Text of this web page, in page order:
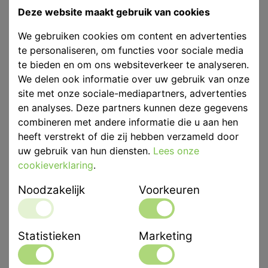
Afmetingen
570 x 475 x 520 mm
Eenheid
p/st
Merk
Effegi Brega
Productbeschrijving
Effegi Brega Aurore Lepelreiniger t.b.v. max 20 Lepels
Met "Aurore" kunt u aan iets anders werken terwijl het
apparaat zorgt voor het reinigen van afdruklepels.
Met een roterende mand en een krachtige straal koud
water verwijdert “Aurore” alginaat- en siliconenresten
Deze website maakt gebruik van cookies
We gebruiken cookies om content en advertenties
te personaliseren, om functies voor sociale media
te bieden en om ons websiteverkeer te analyseren.
We delen ook informatie over uw gebruik van onze
site met onze sociale-mediapartners, advertenties
en analyses. Deze partners kunnen deze gegevens
combineren met andere informatie die u aan hen
heeft verstrekt of die zij hebben verzameld door
uw gebruik van hun diensten. Lees onze
cookieverklaring.
Noodzakelijk Voorkeuren
Statistieken Marketing